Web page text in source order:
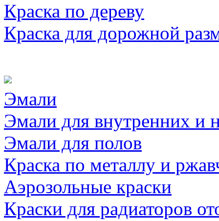
Краска по дереву
Краска для дорожной
Эмали
Эмали для внутренних и
Эмали для полов
Краска по металлу и
Аэрозольные краски
Краски для радиаторов